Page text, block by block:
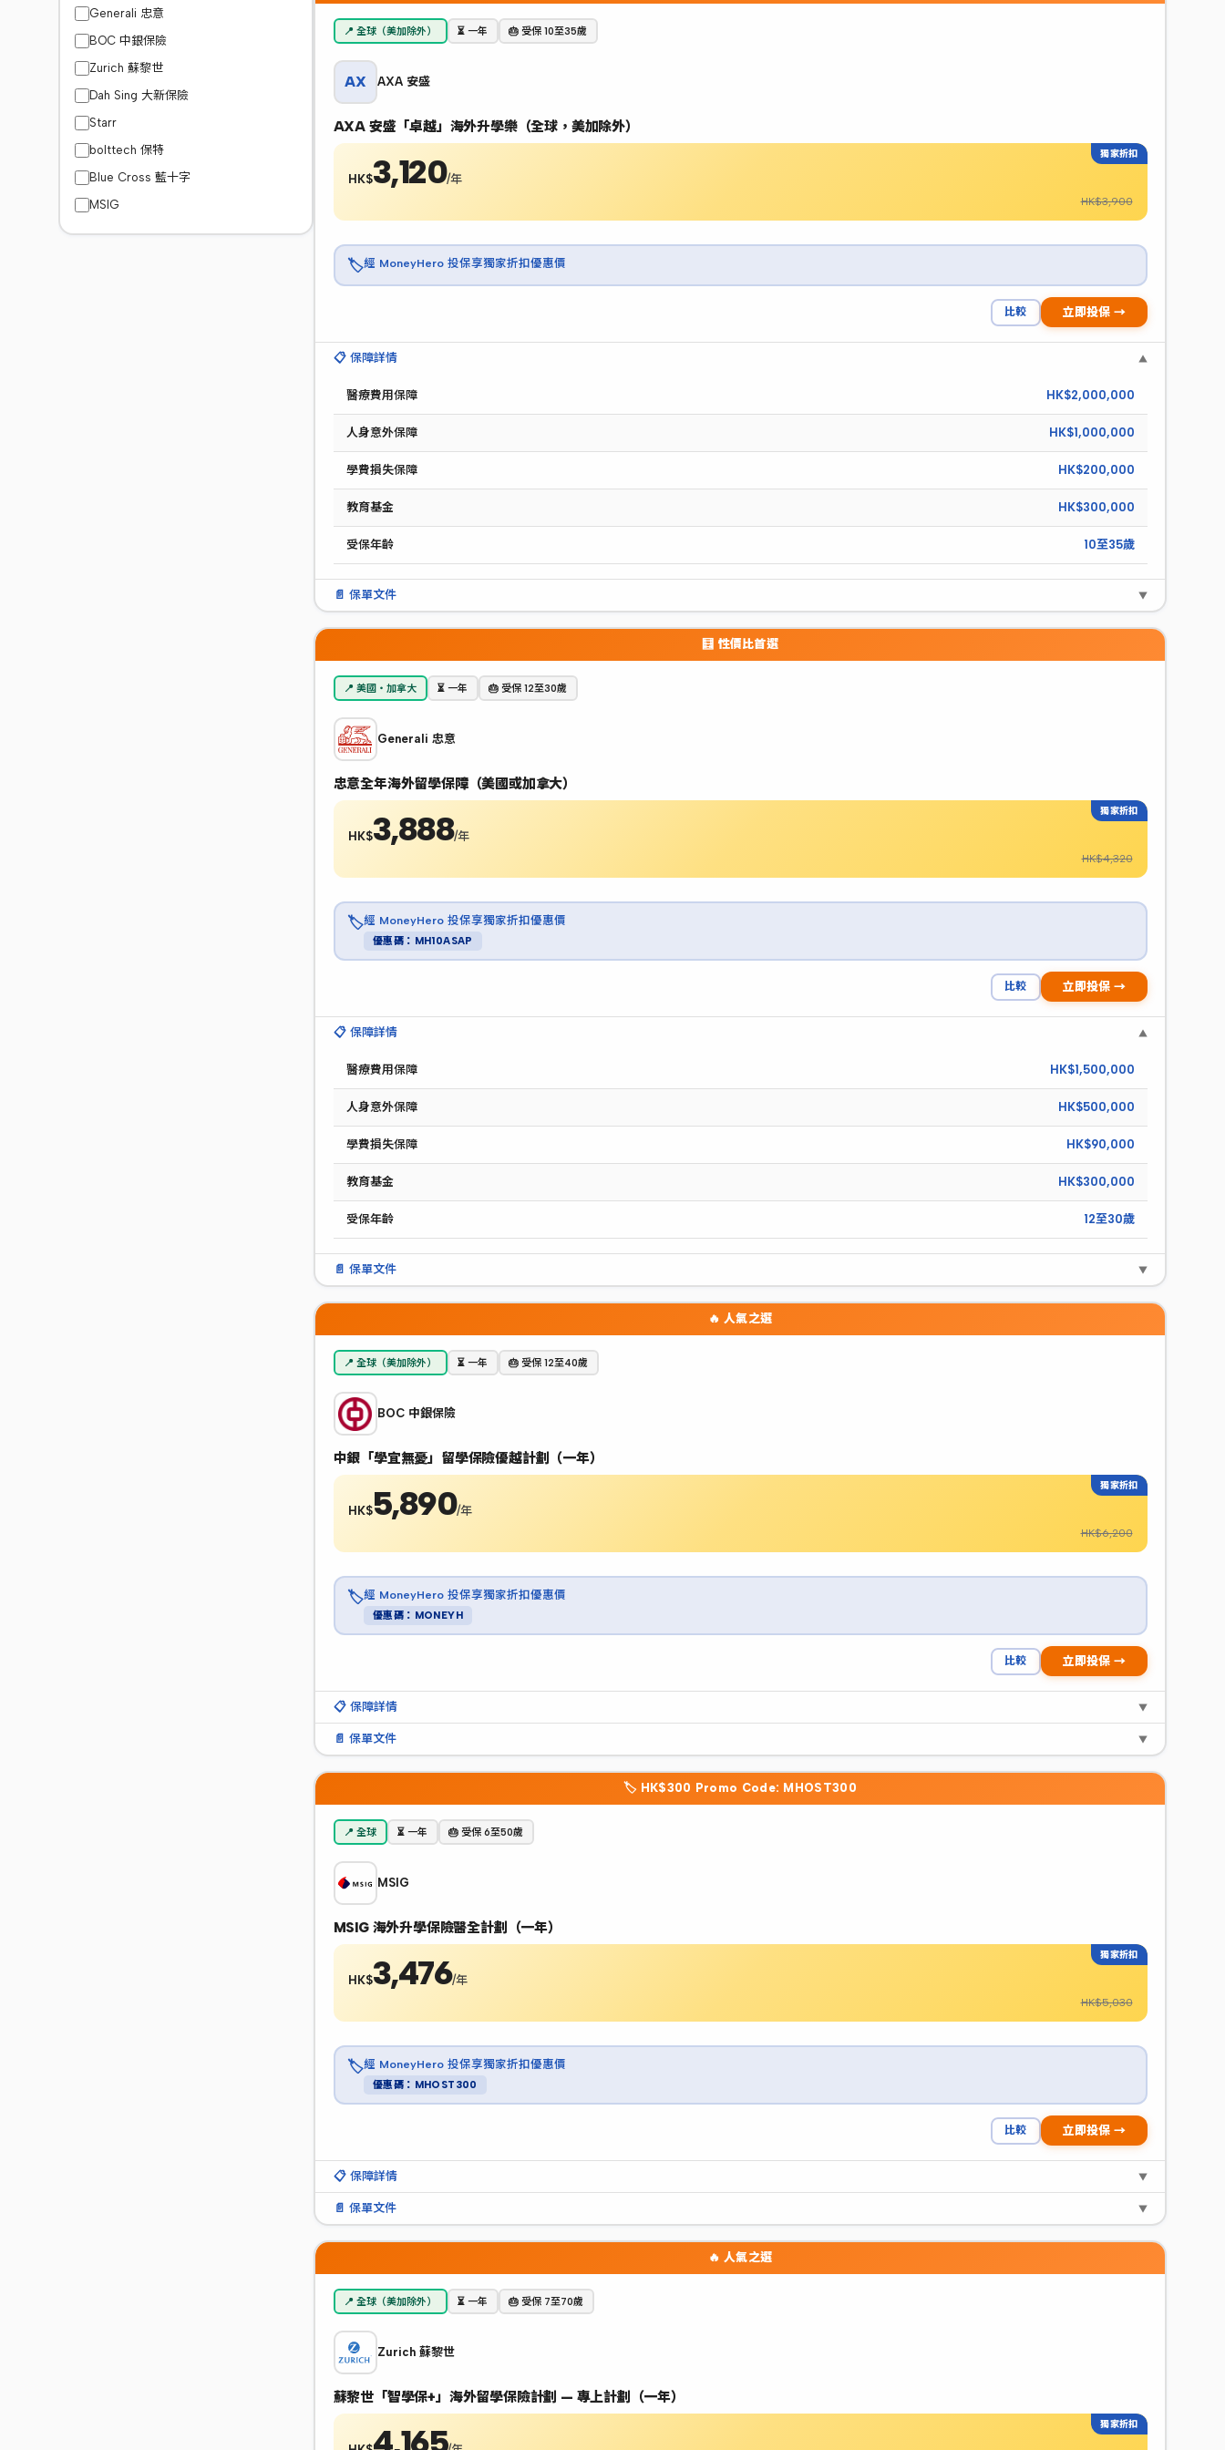
Generali 忠意
BOC 中銀保險
Zurich 蘇黎世
Dah Sing 大新保險
Starr
bolttech 保特
Blue Cross 藍十字
MSIG
📍 全球（美加除外） ⏳ 一年 🎂 受保 10至35歲
AX AXA 安盛
AXA 安盛「卓越」海外升學樂（全球，美加除外）
獨家折扣
HK$3,120/年
HK$3,900
🏷️經 MoneyHero 投保享獨家折扣優惠價
比較 立即投保 →
📋 保障詳情 ▼
醫療費用保障 HK$2,000,000
人身意外保障 HK$1,000,000
學費損失保障 HK$200,000
教育基金 HK$300,000
受保年齡 10至35歲
📄 保單文件 ▼
🧮 性價比首選
📍 美國‧加拿大 ⏳ 一年 🎂 受保 12至30歲
Generali 忠意
忠意全年海外留學保障（美國或加拿大）
獨家折扣
HK$3,888/年
HK$4,320
🏷️經 MoneyHero 投保享獨家折扣優惠價
優惠碼：MH10ASAP
比較 立即投保 →
📋 保障詳情 ▼
醫療費用保障 HK$1,500,000
人身意外保障 HK$500,000
學費損失保障 HK$90,000
教育基金 HK$300,000
受保年齡 12至30歲
📄 保單文件 ▼
🔥 人氣之選
📍 全球（美加除外） ⏳ 一年 🎂 受保 12至40歲
BOC 中銀保險
中銀「學宜無憂」留學保險優越計劃（一年）
獨家折扣
HK$5,890/年
HK$6,200
🏷️經 MoneyHero 投保享獨家折扣優惠價
優惠碼：MONEYH
比較 立即投保 →
📋 保障詳情 ▼
📄 保單文件 ▼
🏷️ HK$300 Promo Code: MHOST300
📍 全球 ⏳ 一年 🎂 受保 6至50歲
MSIG
MSIG 海外升學保險醫全計劃（一年）
獨家折扣
HK$3,476/年
HK$5,030
🏷️經 MoneyHero 投保享獨家折扣優惠價
優惠碼：MHOST300
比較 立即投保 →
📋 保障詳情 ▼
📄 保單文件 ▼
🔥 人氣之選
📍 全球（美加除外） ⏳ 一年 🎂 受保 7至70歲
Zurich 蘇黎世
蘇黎世「智學保+」海外留學保險計劃 — 專上計劃（一年）
獨家折扣